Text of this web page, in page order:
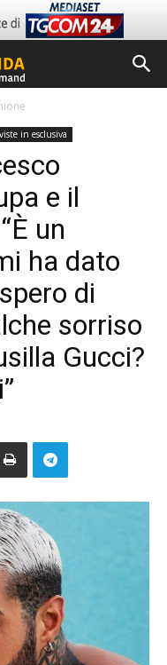
in esclusiva
e il
un
ha dato
di
sorriso
Gucci?